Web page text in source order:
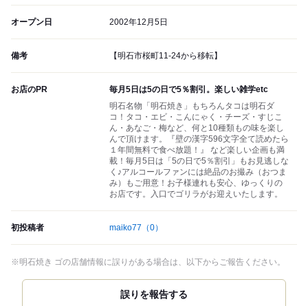
オープン日 2002年12月5日
備考 【明石市桜町11-24から移転】
お店のPR
毎月5日は5の日で5％割引。楽しい雑学etc
明石名物「明石焼き」もちろんタコは明石ダ
コ！タコ・エビ・こんにゃく・チーズ・すじこ
ん・あなご・梅など、何と10種類もの味を楽し
んで頂けます。『壁の漢字596文字全て読めたら
１年間無料で食べ放題！』 など楽しい企画も満
載！毎月5日は「5の日で5％割引」もお見逃しな
く♪アルコールファンには絶品のお撮み（おつま
み）もご用意！お子様連れも安心、ゆっくりの
お店です。入口でゴリラがお迎えいたします。
初投稿者 maiko77 （0）
※明石焼き ゴの店舗情報に誤りがある場合は、以下からご報告ください。
誤りを報告する